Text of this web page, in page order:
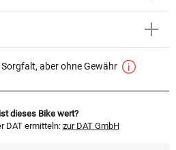
aber ohne Gewähr
dieses Bike wert?
DAT ermitteln: zur DAT GmbH